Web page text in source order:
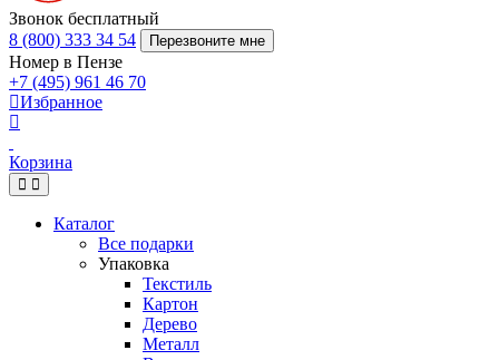
Звонок бесплатный
8 (800) 333 34 54
Перезвоните мне
Номер в Пензе
+7 (495) 961 46 70
Избранное
Корзина
Каталог
Все подарки
Упаковка
Текстиль
Картон
Дерево
Металл